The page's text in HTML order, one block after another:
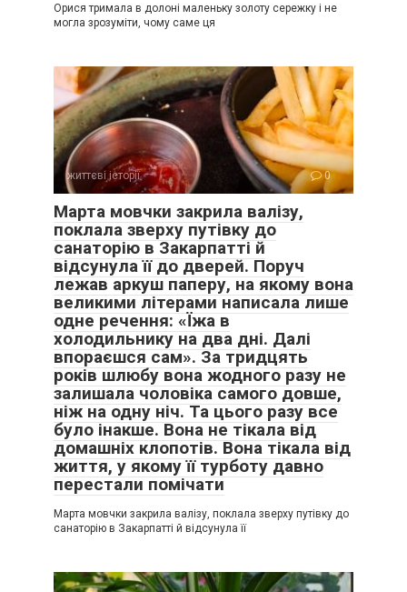
Орися тримала в долоні маленьку золоту сережку і не
могла зрозуміти, чому саме ця
життєві історії 0
Марта мовчки закрила валізу,
поклала зверху путівку до
санаторію в Закарпатті й
відсунула її до дверей. Поруч
лежав аркуш паперу, на якому вона
великими літерами написала лише
одне речення: «Їжа в
холодильнику на два дні. Далі
впораєшся сам». За тридцять
років шлюбу вона жодного разу не
залишала чоловіка самого довше,
ніж на одну ніч. Та цього разу все
було інакше. Вона не тікала від
домашніх клопотів. Вона тікала від
життя, у якому її турботу давно
перестали помічати
Марта мовчки закрила валізу, поклала зверху путівку до
санаторію в Закарпатті й відсунула її